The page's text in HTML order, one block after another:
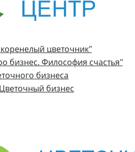
цветочник"
бизнес. Философия счастья"
бизнеса
бизнес